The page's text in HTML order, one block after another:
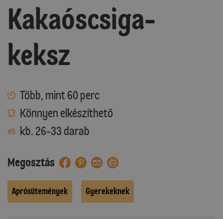
Kakaóscsiga-
keksz
Több, mint 60 perc
Könnyen elkészíthető
kb. 26-33 darab
Megosztás
Aprósütemények Gyerekeknek